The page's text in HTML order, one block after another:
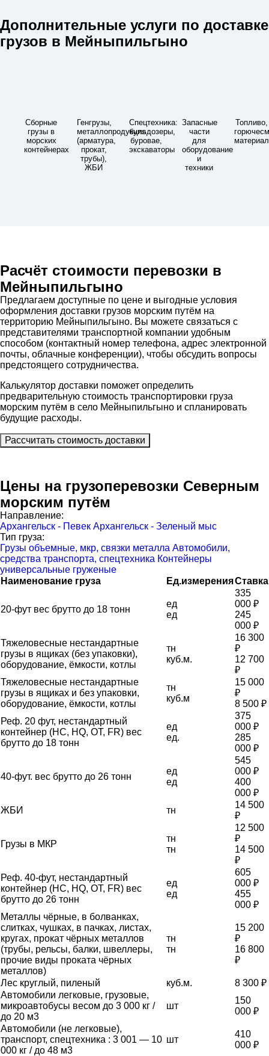
Дополнительные услуги по доставке
грузов в Мейныпильгыно
Сборные
грузы в
морских
контейнерах
Генгрузы,
металлопродукция
(арматура,
прокат,
трубы),
ЖБИ
Спецтехника:
бульдозеры,
буровае,
экскаваторы
Запасные
части
для
оборудование
и
техники
Топливо,
Расчёт стоимости перевозки в
Мейныпильгыно
Предлагаем доступные по цене и выгодные условия
оформления доставки грузов морским путём на
территорию Мейныпильгыно. Вы можете связаться с
представителями транспортной компании удобным
способом (контактный номер телефона, адрес электронной
почты, облачные конференции), чтобы обсудить вопросы
предстоящего сотрудничества.
Калькулятор доставки поможет определить
предварительную стоимость транспортировки груза
морским путём в село Мейныпильгыно и спланировать
будущие расходы.
Рассчитать стоимость доставки
Цены на грузоперевозки Северным
морским путём
Направление:
Архангельск - Певек Архангельск - Зеленый мыс
Тип груза:
Грузы объемные, мкр, связки металла Автомобили,
средства транспорта, спецтехника Контейнеры
универсальные груженые
Наименование груза
Ед.измеренияСтавка
20-фут вес брутто до 18 тонн
ед
ед
335
000 ₽
245
000 ₽
Тяжеловесные нестандартные
грузы в ящиках (без упаковки),
оборудование, ёмкости, котлы
тн
куб.м.
16 300
₽
12 700
₽
Тяжеловесные нестандартные
грузы в ящиках и без упаковки,
оборудование, ёмкости, котлы
тн
куб.м
15 000
₽
8 500 ₽
Реф. 20 фут, нестандартный
контейнер (HC, HQ, OT, FR) вес
брутто до 18 тонн
ед
ед.
375
000 ₽
285
000 ₽
40-фут. вес брутто до 26 тонн
ед
ед
545
000 ₽
400
000 ₽
ЖБИ
тн
14 500
₽
Грузы в МКР
тн
тн
12 500
₽
14 500
₽
Реф. 40-фут, нестандартный
контейнер (HC, HQ, OT, FR) вес
брутто до 26 тонн
ед
ед
605
000 ₽
455
000 ₽
Металлы чёрные, в болванках,
слитках, чушках, в пачках, листах,
кругах, прокат чёрных металлов
(трубы, рельсы, балки, швеллеры,
прочие виды проката чёрных
металлов)
тн
тн
15 200
₽
16 800
₽
Лес круглый, пиленый куб.м.
8 300 ₽
Автомобили легковые, грузовые,
микроавтобусы весом до 3 000 кг /
до 20 м3
шт
150
000 ₽
Автомобили (не легковые),
транспорт, спецтехника : 3 001 — 10
000 кг / до 48 м3
шт
410
000 ₽